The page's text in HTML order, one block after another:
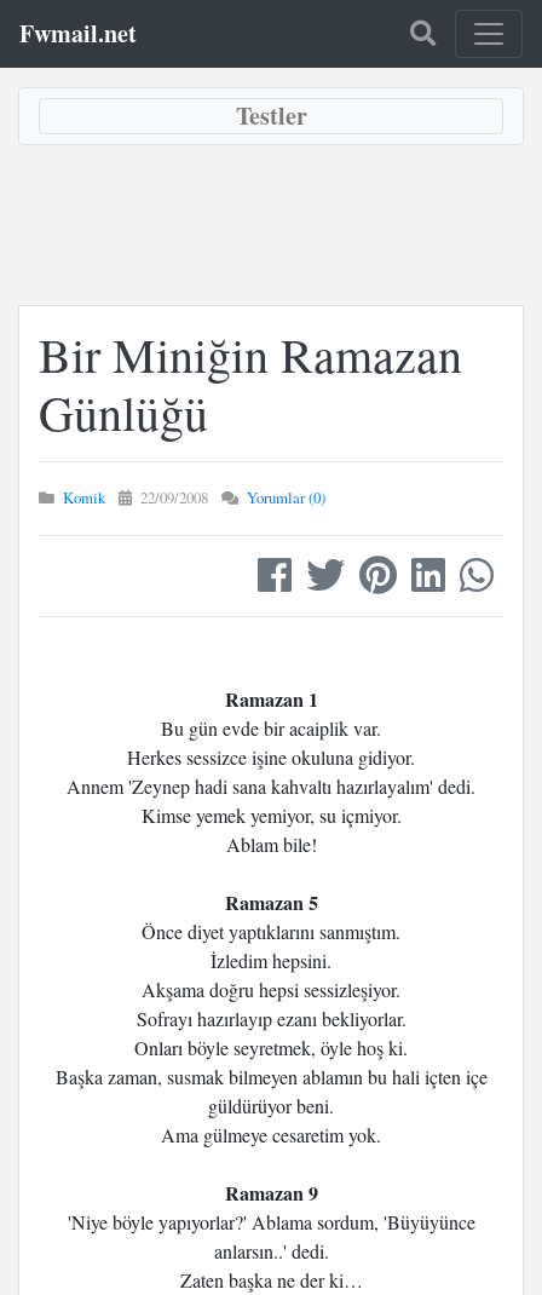
Fwmail.net
Testler
Bir Miniğin Ramazan
Günlüğü
Komik 22/09/2008 Yorumlar (0)
Ramazan 1
Bu gün evde bir acaiplik var.
Herkes sessizce işine okuluna gidiyor.
Annem 'Zeynep hadi sana kahvaltı hazırlayalım' dedi.
Kimse yemek yemiyor, su içmiyor.
Ablam bile!
Ramazan 5
Önce diyet yaptıklarını sanmıştım.
İzledim hepsini.
Akşama doğru hepsi sessizleşiyor.
Sofrayı hazırlayıp ezanı bekliyorlar.
Onları böyle seyretmek, öyle hoş ki.
Başka zaman, susmak bilmeyen ablamın bu hali içten içe
güldürüyor beni.
Ama gülmeye cesaretim yok.
Ramazan 9
'Niye böyle yapıyorlar?' Ablama sordum, 'Büyüyünce
anlarsın..' dedi.
Zaten başka ne der ki…